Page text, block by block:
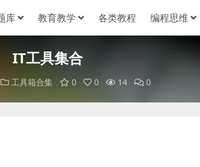
库 教育教学 各类教程 编程思维
IT工具集合
工具箱合集 0 0 14 0